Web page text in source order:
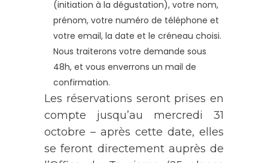
(initiation à la dégustation), votre nom,
prénom, votre numéro de téléphone et
votre email, la date et le créneau choisi.
Nous traiterons votre demande sous
48h, et vous enverrons un mail de
confirmation.
Les réservations seront prises en
compte jusqu’au mercredi 31
octobre – après cette date, elles
se feront directement auprès de